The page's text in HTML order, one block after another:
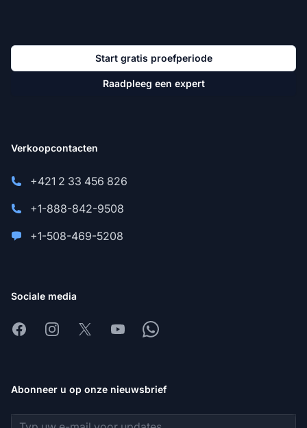
Start gratis proefperiode
Raadpleeg een expert
Verkoopcontacten
+421 2 33 456 826
+1-888-842-9508
+1-508-469-5208
Sociale media
FacebookInstagram
X YoutubeWhatsapp
Abonneer u op onze nieuwsbrief
E-mailadres